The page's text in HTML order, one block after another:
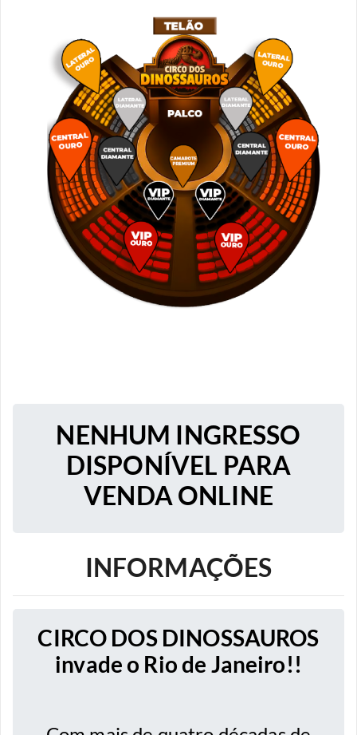
NENHUM INGRESSO
DISPONÍVEL PARA
VENDA ONLINE
INFORMAÇÕES
CIRCO DOS DINOSSAUROS
invade o Rio de Janeiro!!